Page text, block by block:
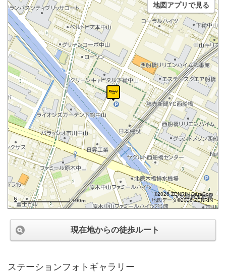
100m
©2026 ZENRIN DataCom
地図データ©2026 ZENRIN
地図アプリで見る
現在地からの徒歩ルート
ステーションフォトギャラリー